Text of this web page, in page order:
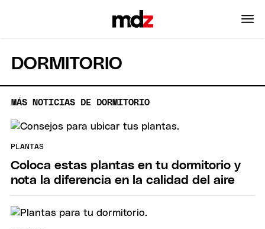
DORMITORIO
MÁS NOTICIAS DE DORMITORIO
PLANTAS
Coloca estas plantas en tu dormitorio y
nota la diferencia en la calidad del aire